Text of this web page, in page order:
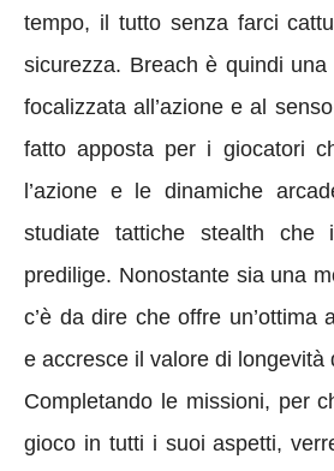
tempo, il tutto senza farci
sicurezza. Breach è quindi
focalizzata all’azione e al
fatto apposta per i giocatori
l’azione e le dinamiche
studiate tattiche stealth che
predilige. Nonostante sia una
c’è da dire che offre un’ottima
e accresce il valore di longevità
Completando le missioni, per
gioco in tutti i suoi aspetti,